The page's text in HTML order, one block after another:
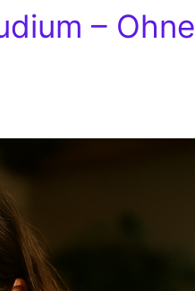
– Ohne